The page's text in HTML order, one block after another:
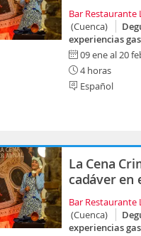
Bar Restaurante
(Cuenca)
experiencias
09 ene al 20
4 horas
Español
La Cena
cadáver en
Bar Restaurante
(Cuenca)
experiencias